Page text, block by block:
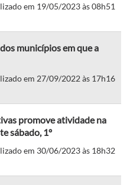
em 19/05/2023 às 08h51
municípios em que a
em 27/09/2022 às 17h16
promove atividade na
sábado, 1º
em 30/06/2023 às 18h32